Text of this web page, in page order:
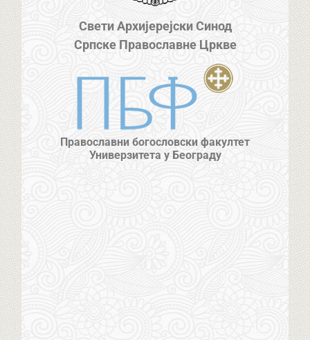
Свети Архијерејски Синод
Српске Православне Цркве
Православни богословски факултет
Универзитета у Београду